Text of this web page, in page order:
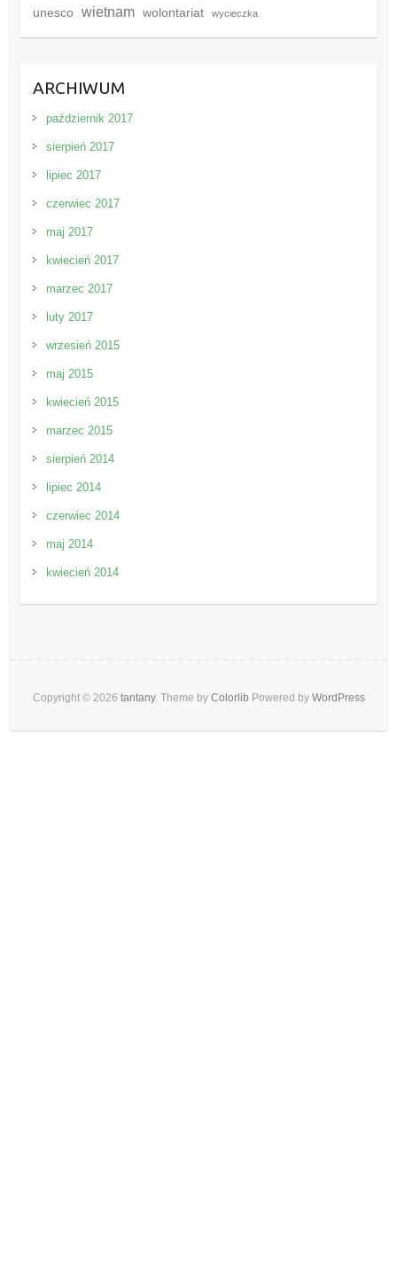
unesco wietnam wolontariat wycieczka
ARCHIWUM
październik 2017
sierpień 2017
lipiec 2017
czerwiec 2017
maj 2017
kwiecień 2017
marzec 2017
luty 2017
wrzesień 2015
maj 2015
kwiecień 2015
marzec 2015
sierpień 2014
lipiec 2014
czerwiec 2014
maj 2014
kwiecień 2014
Copyright © 2026 tantany. Theme by Colorlib Powered by WordPress